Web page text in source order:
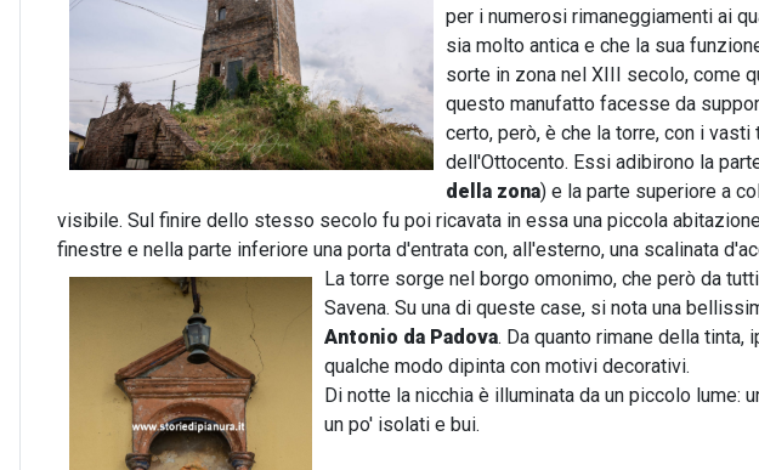
per i numerosi rimaneggiamenti ai
sia molto antica e che la sua
sorte in zona nel XIII secolo, come
questo manufatto facesse da
certo, però, è che la torre, con i
dell'Ottocento. Essi adibirono la
della zona) e la parte superiore a
visibile. Sul finire dello stesso secolo fu poi ricavata in essa una piccola
finestre e nella parte inferiore una porta d'entrata con, all'esterno, una scalinata
La torre sorge nel borgo omonimo, che però da
Savena. Su una di queste case, si nota una
Antonio da Padova. Da quanto rimane della
qualche modo dipinta con motivi decorativi.
Di notte la nicchia è illuminata da un piccolo lume:
un po' isolati e bui.